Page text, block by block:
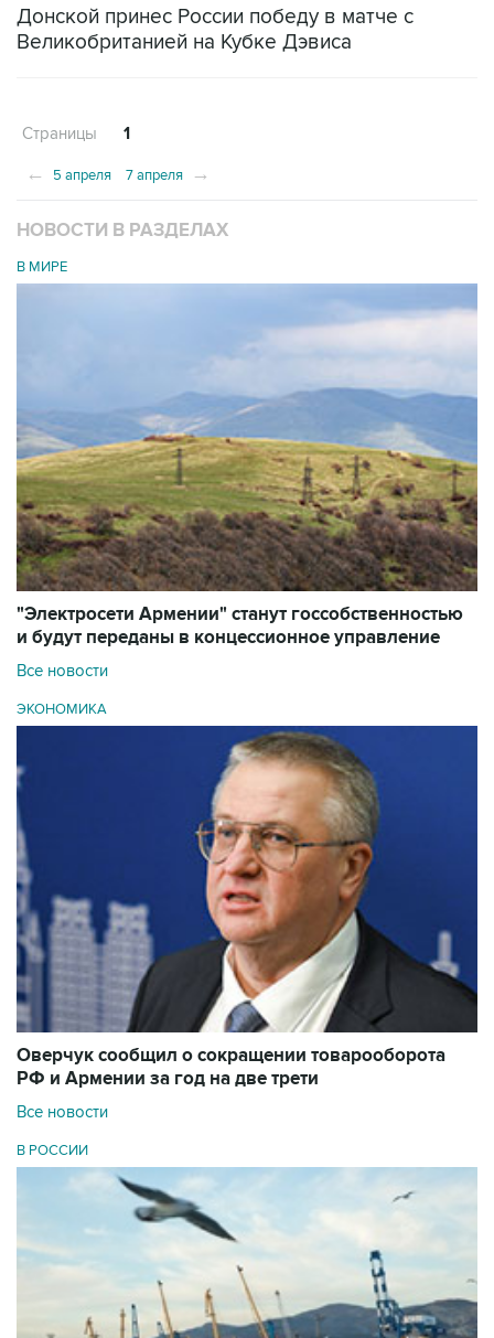
Донской принес России победу в матче с
Великобританией на Кубке Дэвиса
Страницы 1
← 5 апреля 7 апреля →
НОВОСТИ В РАЗДЕЛАХ
В МИРЕ
"Электросети Армении" станут госсобственностью
и будут переданы в концессионное управление
Все новости
ЭКОНОМИКА
Оверчук сообщил о сокращении товарооборота
РФ и Армении за год на две трети
Все новости
В РОССИИ